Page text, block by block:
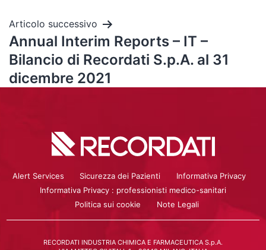
Articolo successivo
Annual Interim Reports – IT –
Bilancio di Recordati S.p.A. al 31
dicembre 2021
Alert Services Sicurezza dei Pazienti
Informativa Privacy
Informativa Privacy : professionisti medico-sanitari
Politica sui cookie
Note Legali
RECORDATI INDUSTRIA CHIMICA E FARMACEUTICA S.p.A.